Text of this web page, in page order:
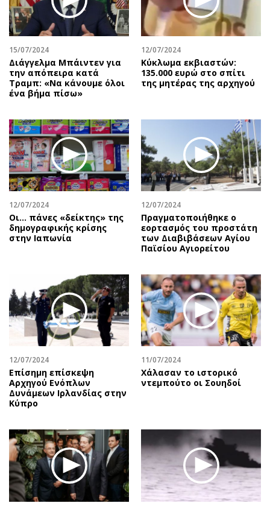
15/07/2024
Διάγγελμα Μπάιντεν για
την απόπειρα κατά
Τραμπ: «Να κάνουμε όλοι
ένα βήμα πίσω»
12/07/2024
Κύκλωμα εκβιαστών:
135.000 ευρώ στο σπίτι
της μητέρας της αρχηγού
12/07/2024
Οι… πάνες «δείκτης» της
δημογραφικής κρίσης
στην Ιαπωνία
12/07/2024
Πραγματοποιήθηκε ο
εορτασμός του προστάτη
των Διαβιβάσεων Αγίου
Παϊσίου Αγιορείτου
12/07/2024
Επίσημη επίσκεψη
Αρχηγού Ενόπλων
Δυνάμεων Ιρλανδίας στην
Κύπρο
11/07/2024
Χάλασαν το ιστορικό
ντεμπούτο οι Σουηδοί